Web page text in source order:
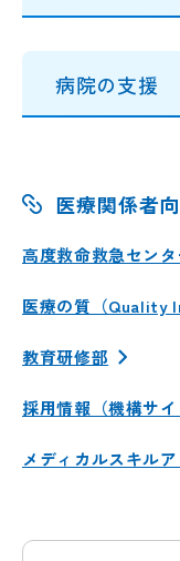
病院の支援
医療関係者
高度救命救急セン
医療の質（Quality
教育研修部
採用情報（機構サイ
メディカルスキル